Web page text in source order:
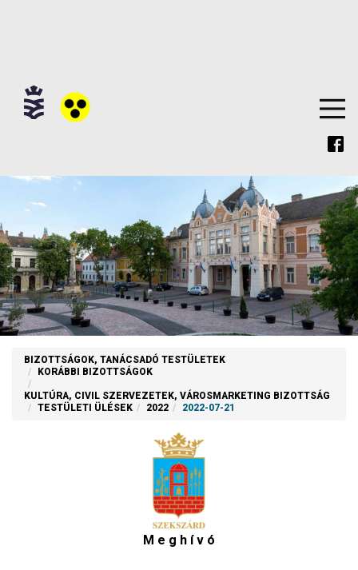
BIZOTTSÁGOK, TANÁCSADÓ TESTÜLETEK
KORÁBBI BIZOTTSÁGOK
KULTÚRA, CIVIL SZERVEZETEK, VÁROSMARKETING BIZOTTSÁG
TESTÜLETI ÜLÉSEK
2022 2022-07-21
M e g h í v ó